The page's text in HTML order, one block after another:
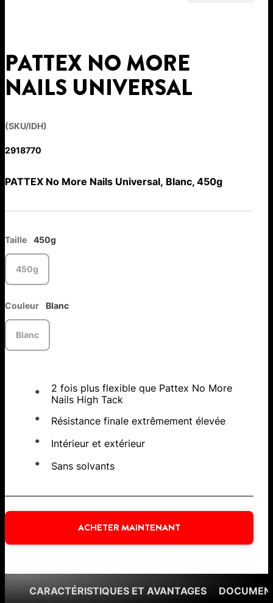
PATTEX NO MORE
NAILS UNIVERSAL
(SKU/IDH)
2918770
PATTEX No More Nails Universal, Blanc, 450g
Taille 450g
450g
Couleur Blanc
Blanc
2 fois plus flexible que Pattex No More
Nails High Tack
Résistance finale extrêmement élevée
Intérieur et extérieur
Sans solvants
ACHETER MAINTENANT
CARACTÉRISTIQUES ET AVANTAGES